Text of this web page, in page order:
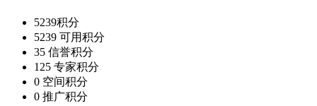
5239积分
5239 可用积分
35 信誉积分
125 专家积分
0 空间积分
0 推广积分